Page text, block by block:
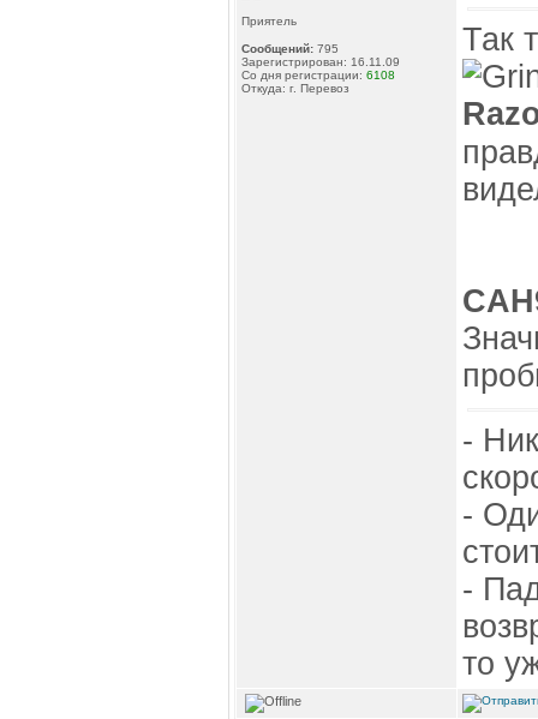
Приятель
Сообщений: 795
Зарегистрирован: 16.11.09
Со дня регистрации: 6108
Откуда: г. Перевоз
Так
-
-
-
то